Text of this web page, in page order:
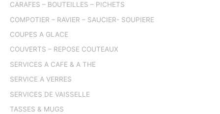
CARAFES – BOUTEILLES – PICHETS
COMPOTIER – RAVIER – SAUCIER- SOUPIERE
COUPES A GLACE
COUVERTS – REPOSE COUTEAUX
SERVICES A CAFE & A THE
SERVICE A VERRES
SERVICES DE VAISSELLE
TASSES & MUGS